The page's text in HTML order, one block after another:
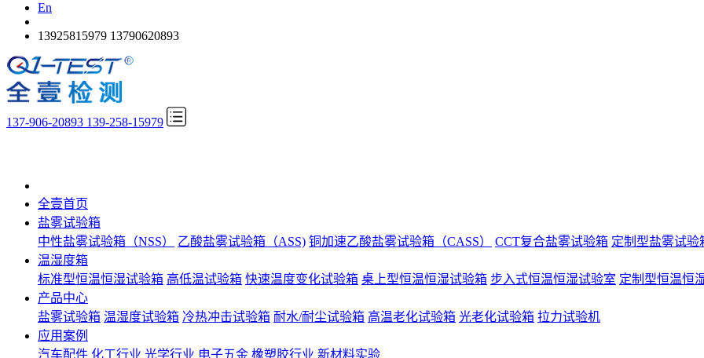
En
13925815979 13790620893
137-906-20893 139-258-15979
全壹首页
盐雾试验箱
中性盐雾试验箱（NSS）
乙酸盐雾试验箱（ASS) 铜加速乙酸盐雾试验箱（CASS） CCT复合盐雾试验箱 定制型盐雾试验
温湿度箱
标准型恒温恒湿试验箱 高低温试验箱 快速温度变化试验箱 桌上型恒温恒湿试验箱 步入式恒温恒湿试验室 定制型恒温恒
产品中心
盐雾试验箱 温湿度试验箱 冷热冲击试验箱 耐水/耐尘试验箱 高温老化试验箱 光老化试验箱 拉力试验机
应用案例
汽车配件 化工行业 光学行业 电子五金 橡塑胶行业 新材料实验